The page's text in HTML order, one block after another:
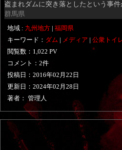
盗まれダムに突き落としたという事
群馬県
地域 : 九州地方 |福岡県
キーワード： ダム | メディア |公衆トイ
閲覧数：1,022 PV
コメント：2件
投稿日：2016年02月22日
更新日：2024年02月28日
著者： 管理人